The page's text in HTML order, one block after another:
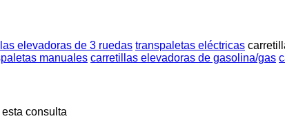
elevadoras de 3 ruedas transpaletas eléctricas
manuales carretillas elevadoras de gasolina/gas
consulta